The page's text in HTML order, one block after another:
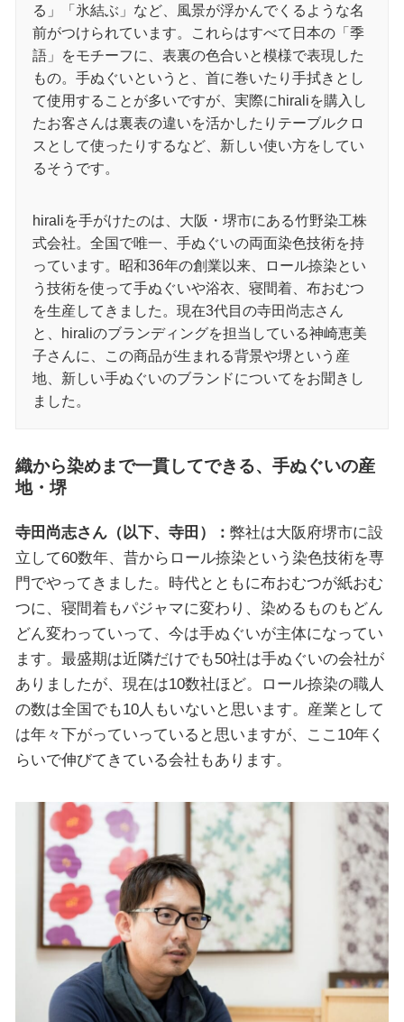
る」「氷結ぶ」など、風景が浮かんでくるような名
前がつけられています。これらはすべて日本の「季
語」をモチーフに、表裏の色合いと模様で表現した
もの。手ぬぐいというと、首に巻いたり手拭きとし
て使用することが多いですが、実際にhiraliを購入し
たお客さんは裏表の違いを活かしたりテーブルクロ
スとして使ったりするなど、新しい使い方をしてい
るそうです。
hiraliを手がけたのは、大阪・堺市にある竹野染工株
式会社。全国で唯一、手ぬぐいの両面染色技術を持
っています。昭和36年の創業以来、ロール捺染とい
う技術を使って手ぬぐいや浴衣、寝間着、布おむつ
を生産してきました。現在3代目の寺田尚志さん
と、hiraliのブランディングを担当している神崎恵美
子さんに、この商品が生まれる背景や堺という産
地、新しい手ぬぐいのブランドについてをお聞きし
ました。
織から染めまで一貫してできる、手ぬぐいの産
地・堺
寺田尚志さん（以下、寺田）： 弊社は大阪府堺市に設
立して60数年、昔からロール捺染という染色技術を専
門でやってきました。時代とともに布おむつが紙おむ
つに、寝間着もパジャマに変わり、染めるものもどん
どん変わっていって、今は手ぬぐいが主体になってい
ます。最盛期は近隣だけでも50社は手ぬぐいの会社が
ありましたが、現在は10数社ほど。ロール捺染の職人
の数は全国でも10人もいないと思います。産業として
は年々下がっていっていると思いますが、ここ10年く
らいで伸びてきている会社もあります。